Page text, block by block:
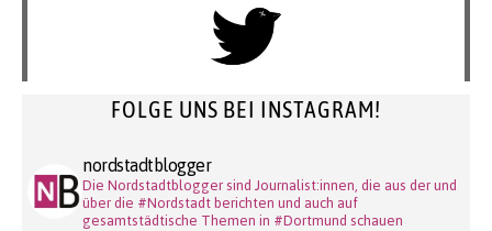
FOLGE UNS BEI INSTAGRAM!
nordstadtblogger
Die Nordstadtblogger sind Journalist:innen, die aus der und
über die #Nordstadt berichten und auch auf
gesamtstädtische Themen in #Dortmund schauen